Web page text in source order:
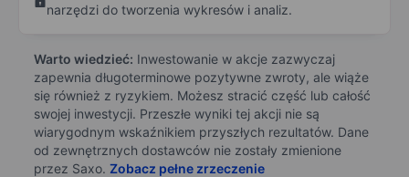
narzędzi do tworzenia wykresów i analiz.
Warto wiedzieć: Inwestowanie w akcje zazwyczaj
zapewnia długoterminowe pozytywne zwroty, ale wiąże
się również z ryzykiem. Możesz stracić część lub całość
swojej inwestycji. Przeszłe wyniki tej akcji nie są
wiarygodnym wskaźnikiem przyszłych rezultatów. Dane
od zewnętrznych dostawców nie zostały zmienione
przez Saxo. Zobacz pełne zrzeczenie